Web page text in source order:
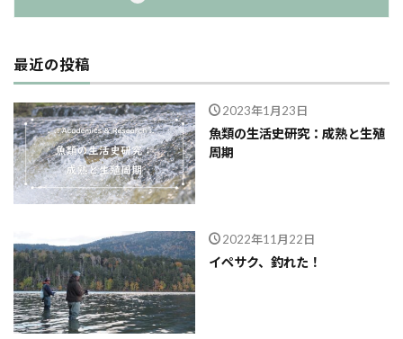
最近の投稿
2023年1月23日
魚類の生活史研究：成熟と生殖
周期
2022年11月22日
イペサク、釣れた！